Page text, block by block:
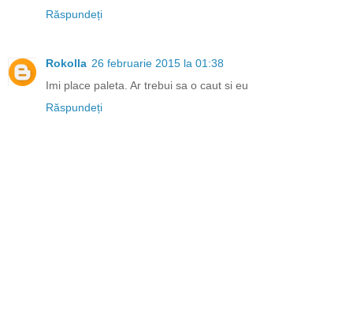
Răspundeți
Rokolla 26 februarie 2015 la 01:38
Imi place paleta. Ar trebui sa o caut si eu
Răspundeți